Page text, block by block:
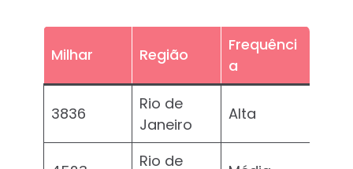
Milhar Região
Frequênci
a
3836
Rio de
Janeiro
Alta
Rio de